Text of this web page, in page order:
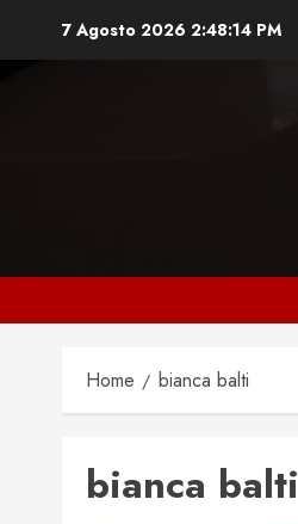
7 Agosto 2026 2:48:15 PM
Home bianca balti
bianca balti